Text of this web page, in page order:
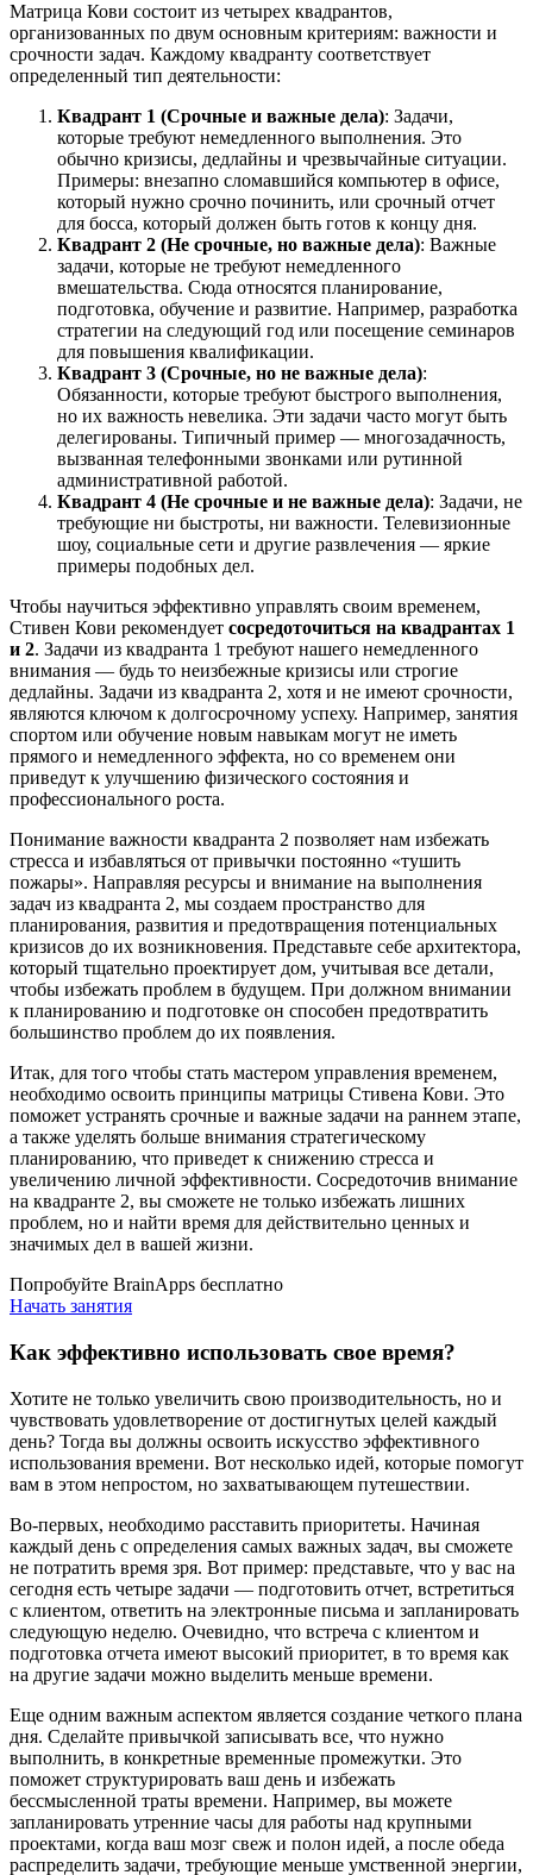
Матрица Кови состоит из четырех квадрантов,
организованных по двум основным критериям: важности и
срочности задач. Каждому квадранту соответствует
определенный тип деятельности:
Квадрант 1 (Срочные и важные дела): Задачи,
которые требуют немедленного выполнения. Это
обычно кризисы, дедлайны и чрезвычайные ситуации.
Примеры: внезапно сломавшийся компьютер в офисе,
который нужно срочно починить, или срочный отчет
для босса, который должен быть готов к концу дня.
Квадрант 2 (Не срочные, но важные дела): Важные
задачи, которые не требуют немедленного
вмешательства. Сюда относятся планирование,
подготовка, обучение и развитие. Например, разработка
стратегии на следующий год или посещение семинаров
для повышения квалификации.
Квадрант 3 (Срочные, но не важные дела):
Обязанности, которые требуют быстрого выполнения,
но их важность невелика. Эти задачи часто могут быть
делегированы. Типичный пример — многозадачность,
вызванная телефонными звонками или рутинной
административной работой.
Квадрант 4 (Не срочные и не важные дела): Задачи, не
требующие ни быстроты, ни важности. Телевизионные
шоу, социальные сети и другие развлечения — яркие
примеры подобных дел.
Чтобы научиться эффективно управлять своим временем,
Стивен Кови рекомендует сосредоточиться на квадрантах 1
и 2. Задачи из квадранта 1 требуют нашего немедленного
внимания — будь то неизбежные кризисы или строгие
дедлайны. Задачи из квадранта 2, хотя и не имеют срочности,
являются ключом к долгосрочному успеху. Например, занятия
спортом или обучение новым навыкам могут не иметь
прямого и немедленного эффекта, но со временем они
приведут к улучшению физического состояния и
профессионального роста.
Понимание важности квадранта 2 позволяет нам избежать
стресса и избавляться от привычки постоянно «тушить
пожары». Направляя ресурсы и внимание на выполнения
задач из квадранта 2, мы создаем пространство для
планирования, развития и предотвращения потенциальных
кризисов до их возникновения. Представьте себе архитектора,
который тщательно проектирует дом, учитывая все детали,
чтобы избежать проблем в будущем. При должном внимании
к планированию и подготовке он способен предотвратить
большинство проблем до их появления.
Итак, для того чтобы стать мастером управления временем,
необходимо освоить принципы матрицы Стивена Кови. Это
поможет устранять срочные и важные задачи на раннем этапе,
а также уделять больше внимания стратегическому
планированию, что приведет к снижению стресса и
увеличению личной эффективности. Сосредоточив внимание
на квадранте 2, вы сможете не только избежать лишних
проблем, но и найти время для действительно ценных и
значимых дел в вашей жизни.
Попробуйте BrainApps бесплатно
Начать занятия
Как эффективно использовать свое время?
Хотите не только увеличить свою производительность, но и
чувствовать удовлетворение от достигнутых целей каждый
день? Тогда вы должны освоить искусство эффективного
использования времени. Вот несколько идей, которые помогут
вам в этом непростом, но захватывающем путешествии.
Во-первых, необходимо расставить приоритеты. Начиная
каждый день с определения самых важных задач, вы сможете
не потратить время зря. Вот пример: представьте, что у вас на
сегодня есть четыре задачи — подготовить отчет, встретиться
с клиентом, ответить на электронные письма и запланировать
следующую неделю. Очевидно, что встреча с клиентом и
подготовка отчета имеют высокий приоритет, в то время как
на другие задачи можно выделить меньше времени.
Еще одним важным аспектом является создание четкого плана
дня. Сделайте привычкой записывать все, что нужно
выполнить, в конкретные временные промежутки. Это
поможет структурировать ваш день и избежать
бессмысленной траты времени. Например, вы можете
запланировать утренние часы для работы над крупными
проектами, когда ваш мозг свеж и полон идей, а после обеда
распределить задачи, требующие меньше умственной энергии,